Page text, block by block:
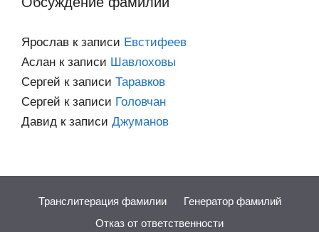
Ярослав к записи Евстифеев
Аслан к записи Шавлоховы
Сергей к записи Таравков
Сергей к записи Головчан
Давид к записи Джуманов
Транслитерация фамилии
Генератор фамилий
Отказ от ответственности